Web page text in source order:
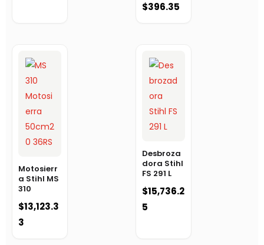
$396.35
Motosierr
a Stihl MS
310
$13,123.3
3
Desbroza
dora Stihl
FS 291 L
$15,736.2
5